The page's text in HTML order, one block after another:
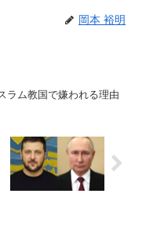
岡本 裕明
ラム教国で嫌われる理由